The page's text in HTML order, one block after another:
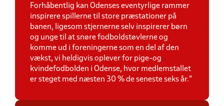
Forhåbentlig kan Odenses eventyrlige rammer
inspirere spillerne til store præstationer på
banen, ligesom stjernerne selv inspirerer børn
og unge til at snøre fodboldstøvlerne og
komme ud i foreningerne som en del af den
vækst, vi heldigvis oplever for pige-og
kvindefodbolden i Odense, hvor medlemstallet
er steget med næsten 30 % de seneste seks år.”